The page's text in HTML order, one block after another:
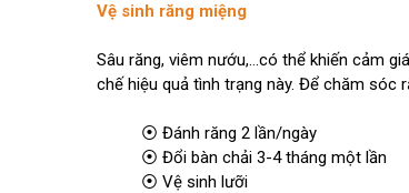
Vệ sinh răng miệng
Sâu răng, viêm nướu,...có thể khiến cảm
chế hiệu quả tình trạng này. Để chăm sóc
⦿ Đánh răng 2 lần/ngày
⦿ Đổi bàn chải 3-4 tháng một lần
⦿ Vệ sinh lưỡi